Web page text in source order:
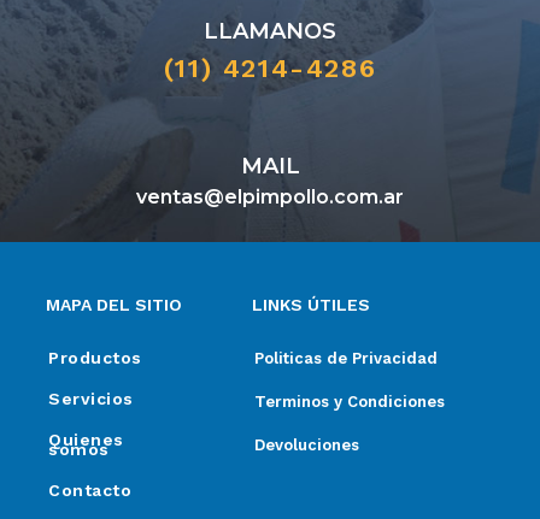
LLAMANOS
(11) 4214-4286
MAIL
ventas@elpimpollo.com.ar
MAPA DEL SITIO
Productos
Servicios
Quienes
somos
Contacto
LINKS ÚTILES
Politicas de Privacidad
Terminos y Condiciones
Devoluciones